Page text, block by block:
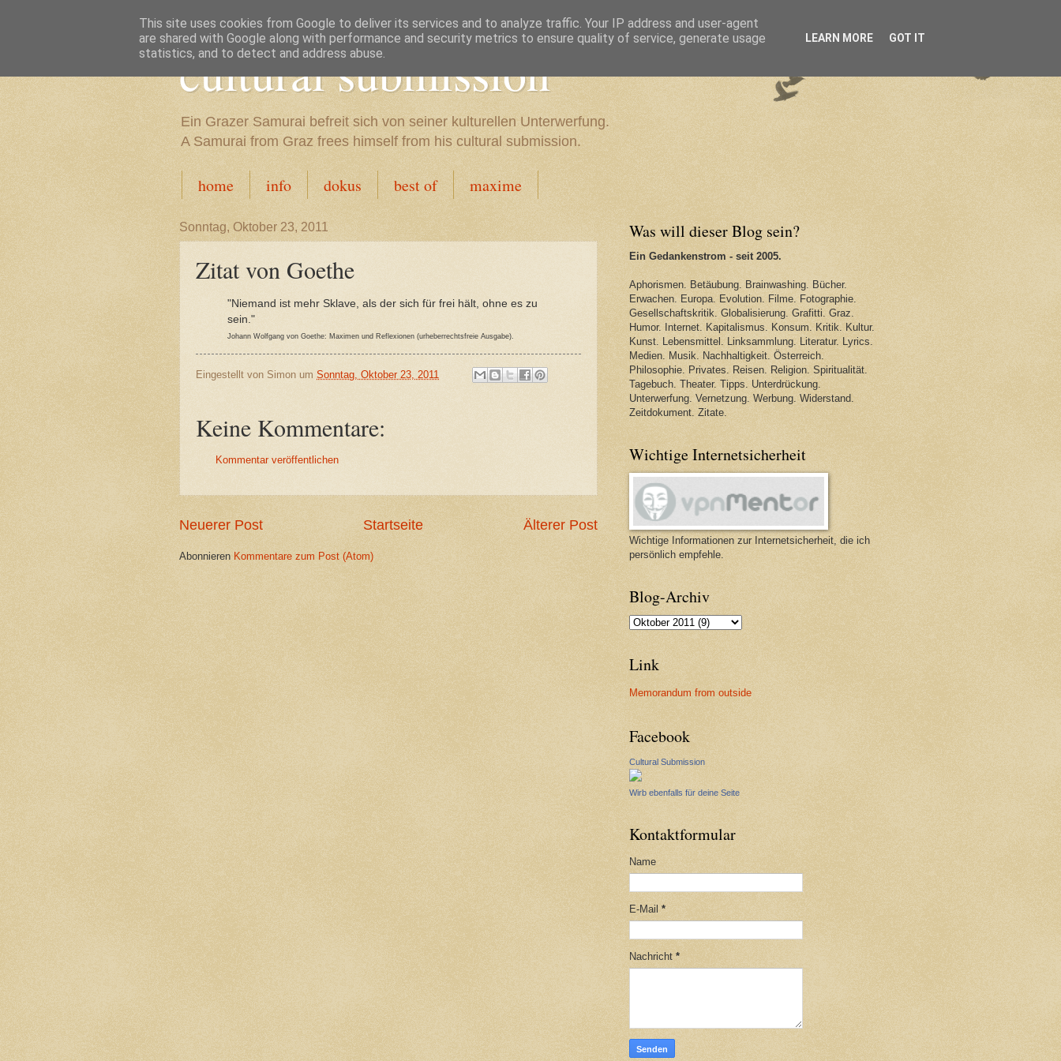
cultural submission
Ein Grazer Samurai befreit sich von seiner kulturellen Unterwerfung.
A Samurai from Graz frees himself from his cultural submission.
home info dokus best of maxime
Sonntag, Oktober 23, 2011
Zitat von Goethe
"Niemand ist mehr Sklave, als der sich für frei hält, ohne es zu
sein."
Johann Wolfgang von Goethe: Maximen und Reflexionen (urheberrechtsfreie Ausgabe).
Eingestellt von Simon um Sonntag, Oktober 23, 2011
Keine Kommentare:
Kommentar veröffentlichen
Neuerer Post Älterer Post
Startseite
Abonnieren Kommentare zum Post (Atom)
Was will dieser Blog sein?
Ein Gedankenstrom - seit 2005.
Aphorismen. Betäubung. Brainwashing. Bücher.
Erwachen. Europa. Evolution. Filme. Fotographie.
Gesellschaftskritik. Globalisierung. Grafitti. Graz.
Humor. Internet. Kapitalismus. Konsum. Kritik. Kultur.
Kunst. Lebensmittel. Linksammlung. Literatur. Lyrics.
Medien. Musik. Nachhaltigkeit. Österreich.
Philosophie. Privates. Reisen. Religion. Spiritualität.
Tagebuch. Theater. Tipps. Unterdrückung.
Unterwerfung. Vernetzung. Werbung. Widerstand.
Zeitdokument. Zitate.
Wichtige Internetsicherheit
Wichtige Informationen zur Internetsicherheit, die ich
persönlich empfehle.
Blog-Archiv
Link
Memorandum from outside
Facebook
Cultural Submission
Wirb ebenfalls für deine Seite
Kontaktformular
Name
E-Mail *
Nachricht *
This site uses cookies from Google to deliver its services and to analyze traffic. Your IP address and user-agent
are shared with Google along with performance and security metrics to ensure quality of service, generate usage
statistics, and to detect and address abuse.
LEARN MORE GOT IT